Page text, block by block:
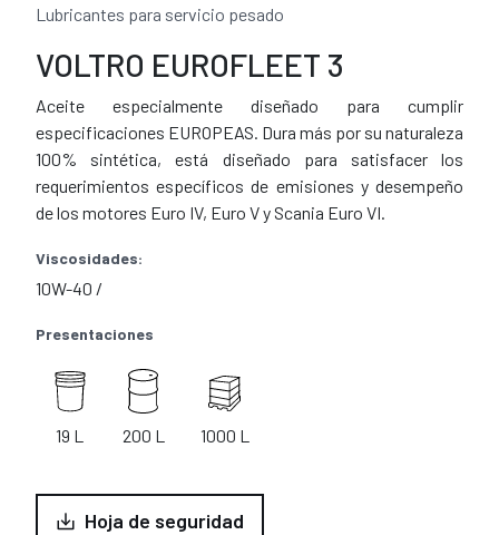
Lubricantes para servicio pesado
VOLTRO EUROFLEET 3
Aceite especialmente diseñado para cumplir
especificaciones EUROPEAS. Dura más por su naturaleza
100% sintética, está diseñado para satisfacer los
requerimientos específicos de emisiones y desempeño
de los motores Euro IV, Euro V y Scania Euro VI.
Viscosidades:
10W-40 /
Presentaciones
19 L 200 L 1000 L
Hoja de seguridad